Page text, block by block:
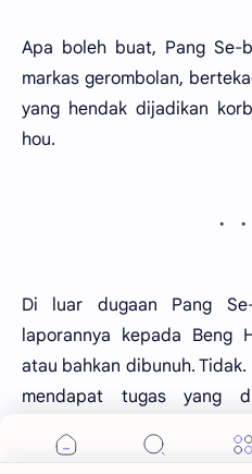
Apa boleh buat, Pang Se-
markas gerombolan,
yang hendak dijadikan
hou.
Di luar dugaan Pang
laporannya kepada Beng
atau bahkan dibunuh.
mendapat tugas yang